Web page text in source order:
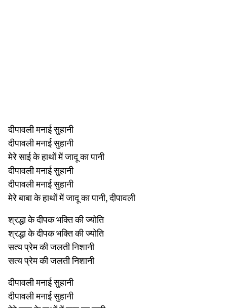
दीपावली मनाई सुहानी
दीपावली मनाई सुहानी
मेरे साई के हाथों में जादू का पानी
दीपावली मनाई सुहानी
दीपावली मनाई सुहानी
मेरे बाबा के हाथों में जादू का पानी, दीपावली
श्रद्धा के दीपक भक्ति की ज्योति
श्रद्धा के दीपक भक्ति की ज्योति
सत्य प्रेम की जलती निशानी
सत्य प्रेम की जलती निशानी
दीपावली मनाई सुहानी
दीपावली मनाई सुहानी